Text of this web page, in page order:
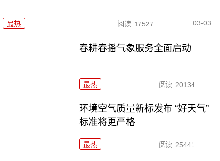
最热 阅读 17527 03-03
春耕春播气象服务全面启动
最热 阅读 20134
环境空气质量新标发布 “好天气”
标准将更严格
最热 阅读 25441